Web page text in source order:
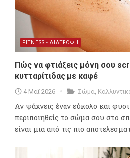
FITNESS - ΔΙΑΤΡΟΦΗ
Πώς να φτιάξεις μόνη σου
κυτταρίτιδας με καφέ
4 Μαϊ 2026 Σώμα,
Αν ψάχνεις έναν εύκολο και
περιποιηθείς το σώμα σου στο
είναι μια από τις πιο